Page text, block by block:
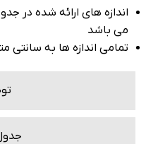
می باشد
تمامی اندازه ها به سانتی